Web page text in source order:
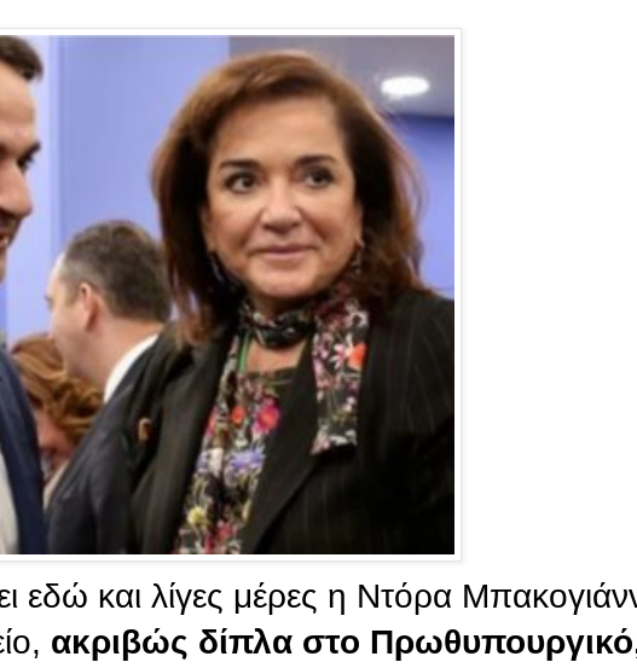
εδώ και λίγες μέρες η Ντόρα
ακριβώς δίπλα στο